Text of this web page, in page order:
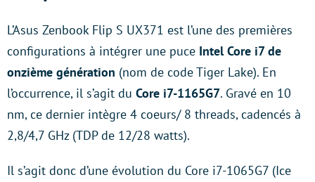
L’Asus Zenbook Flip S UX371 est l’une des premières
configurations à intégrer une puce Intel Core i7 de
onzième génération (nom de code Tiger Lake). En
l’occurrence, il s’agit du Core i7-1165G7. Gravé en 10
nm, ce dernier intègre 4 coeurs/ 8 threads, cadencés à
2,8/4,7 GHz (TDP de 12/28 watts).
Il s’agit donc d’une évolution du Core i7-1065G7 (Ice